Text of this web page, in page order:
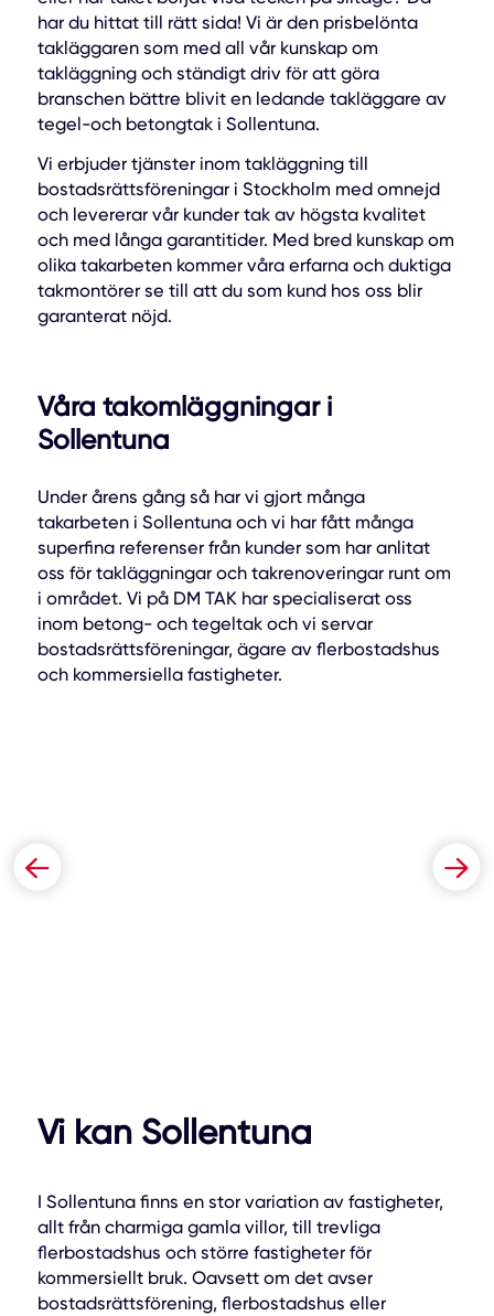
har du hittat till rätt sida! Vi är den prisbelönta
takläggaren som med all vår kunskap om
takläggning och ständigt driv för att göra
branschen bättre blivit en ledande takläggare av
tegel-och betongtak i Sollentuna.
Vi erbjuder tjänster inom takläggning till
bostadsrättsföreningar i Stockholm med omnejd
och levererar vår kunder tak av högsta kvalitet
och med långa garantitider. Med bred kunskap om
olika takarbeten kommer våra erfarna och duktiga
takmontörer se till att du som kund hos oss blir
garanterat nöjd.
Våra takomläggningar i
Sollentuna
Under årens gång så har vi gjort många
takarbeten i Sollentuna och vi har fått många
superfina referenser från kunder som har anlitat
oss för takläggningar och takrenoveringar runt om
i området. Vi på DM TAK har specialiserat oss
inom betong- och tegeltak och vi servar
bostadsrättsföreningar, ägare av flerbostadshus
och kommersiella fastigheter.
Vi kan Sollentuna
I Sollentuna finns en stor variation av fastigheter,
allt från charmiga gamla villor, till trevliga
flerbostadshus och större fastigheter för
kommersiellt bruk. Oavsett om det avser
bostadsrättsförening, flerbostadshus eller